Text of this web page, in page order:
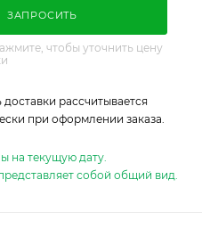
ЗАПРОСИТЬ
чтобы уточнить цену
рассчитывается
при оформлении заказа.
на текущую дату.
собой общий вид.